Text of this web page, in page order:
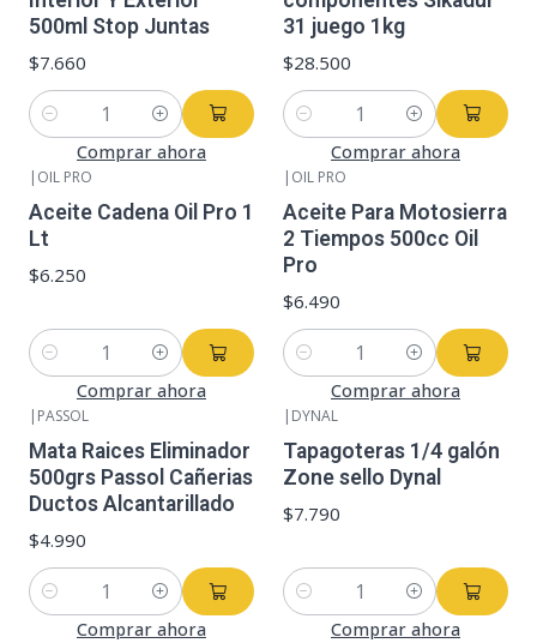
500ml Stop Juntas
$7.660
Cantidad
Comprar ahora
31 juego 1kg
$28.500
Cantidad
Comprar ahora
| OIL PRO
Aceite Cadena Oil Pro 1
Lt
$6.250
Cantidad
Comprar ahora
| OIL PRO
Aceite Para Motosierra
2 Tiempos 500cc Oil
Pro
$6.490
Cantidad
Comprar ahora
| PASSOL
Mata Raices Eliminador
500grs Passol Cañerias
Ductos Alcantarillado
$4.990
Cantidad
Comprar ahora
| DYNAL
Tapagoteras 1/4 galón
Zone sello Dynal
$7.790
Cantidad
Comprar ahora